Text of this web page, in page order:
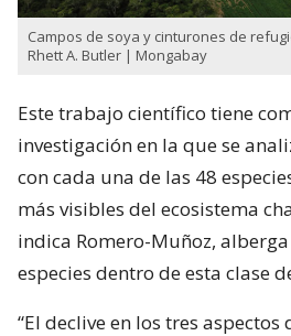
Campos de soya y cinturones de
Rhett A. Butler | Mongabay
Este trabajo científico tiene
investigación en la que se
con cada una de las 48
más visibles del ecosistema
indica Romero-Muñoz,
especies dentro de esta clase
“El declive en los tres